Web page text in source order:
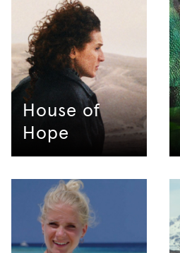
House of
Hope